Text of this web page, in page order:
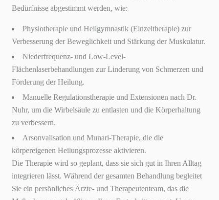
Bedürfnisse abgestimmt werden, wie:
Physiotherapie und Heilgymnastik (Einzeltherapie) zur
Verbesserung der Beweglichkeit und Stärkung der Muskulatur.
Niederfrequenz- und Low-Level-
Flächenlaserbehandlungen zur Linderung von Schmerzen und
Förderung der Heilung.
Manuelle Regulationstherapie und Extensionen nach Dr.
Nuhr, um die Wirbelsäule zu entlasten und die Körperhaltung
zu verbessern.
Arsonvalisation und Munari-Therapie, die die
körpereigenen Heilungsprozesse aktivieren.
Die Therapie wird so geplant, dass sie sich gut in Ihren Alltag
integrieren lässt. Während der gesamten Behandlung begleitet
Sie ein persönliches Ärzte- und Therapeutenteam, das die